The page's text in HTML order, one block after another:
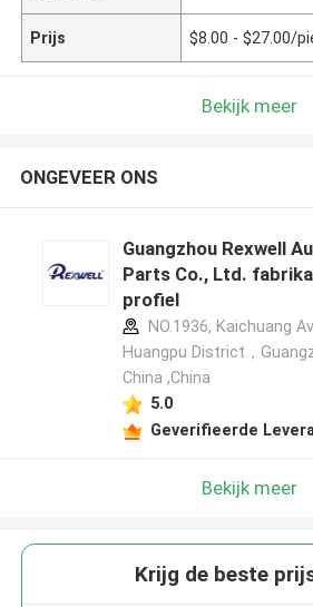
Prijs $8.00 - $27.00/
Bekijk meer
ONGEVEER ONS
Guangzhou Rexwell
Parts Co., Ltd.
profiel
NO.1936, Kaichuang
Huangpu District，
China ,China
5.0
Geverifieerde
Bekijk meer
Krijg de beste